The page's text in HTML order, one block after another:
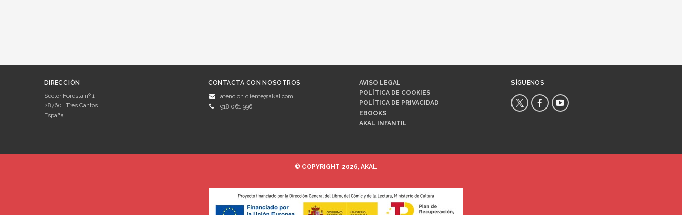
DIRECCIÓN
Sector Foresta nº 1
28760
Tres Cantos
España
CONTACTA CON NOSOTROS
atencion.cliente@akal.com
918 061 996
AVISO LEGAL
POLÍTICA DE COOKIES
POLÍTICA DE PRIVACIDAD
EBOOKS
AKAL INFANTIL
SÍGUENOS
© COPYRIGHT 2026, AKAL